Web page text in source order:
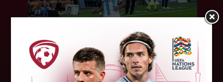
"Riga FC" iegūst handikapu, RFS
būs jāatspēlējas